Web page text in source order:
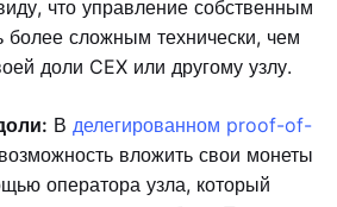
что управление собственным
более сложным технически, чем
доли CEX или другому узлу.
В делегированном proof-of-
вложить свои монеты
оператора узла, который